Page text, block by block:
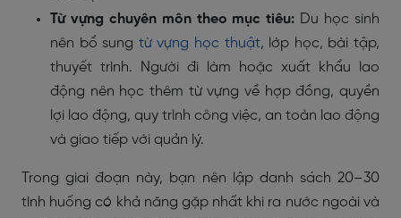
Từ vựng chuyên môn theo mục tiêu: Du học sinh
nên bổ sung từ vựng học thuật, lớp học, bài tập,
thuyết trình. Người đi làm hoặc xuất khẩu lao
động nên học thêm từ vựng về hợp đồng, quyền
lợi lao động, quy trình công việc, an toàn lao động
và giao tiếp với quản lý.
Trong giai đoạn này, bạn nên lập danh sách 20–30
tình huống có khả năng gặp nhất khi ra nước ngoài và